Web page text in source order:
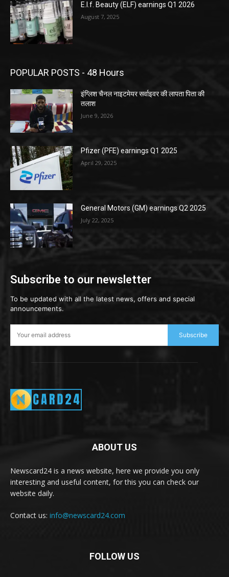
E.l.f. Beauty (ELF) earnings Q1 2026
August 7, 2025
POPULAR POSTS - 48 Hours
इंग्लिश चैनल नाइटमेयर सर्वाइवर की लापता पिता की
तलाश
June 9, 2026
Pfizer (PFE) earnings Q1 2025
April 29, 2025
General Motors (GM) earnings Q2 2025
July 22, 2025
Subscribe to our newsletter
To be updated with all the latest news, offers and special
announcements.
Subscribe
ABOUT US
Newscard24 is a news website, here we provide you only
interesting and useful content, for this you can check our
website daily.
Contact us: info@newscard24.com
FOLLOW US